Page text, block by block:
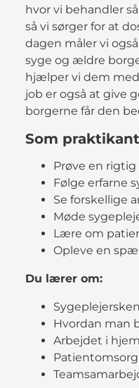
hvor vi behandler
så vi sørger for at
dagen måler vi
syge og ældre
hjælper vi dem
job er også at give
borgerne får den
Som
Prøve en
Følge erfarne
Se forskellige
Møde
Lære om
Opleve en
Du lærer om:
Hvordan man
Arbejdet i